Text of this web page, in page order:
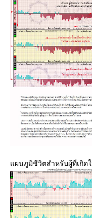
ผนภูมิชีวิตสำหรับผู้ที่เกิดใ